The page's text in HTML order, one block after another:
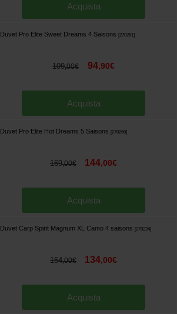
Acquista
Duvet Pro Elite Sweet Dreams 4 Saisons [270261]
109,00€ 94,90€
Acquista
Duvet Pro Elite Hot Dreams 5 Saisons [270260]
169,00€ 144,00€
Acquista
Duvet Carp Spirit Magnum XL Camo 4 saisons [270224]
154,00€ 134,00€
Acquista